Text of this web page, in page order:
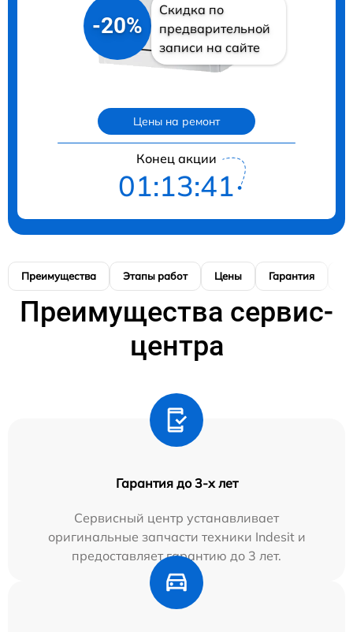
-20%
Скидка по
предварительной
записи на сайте
Цены на ремонт
Конец акции
01:13:41
Преимущества Этапы работ Цены Гарантия
Преимущества сервис-
центра
Гарантия до 3-х лет
Сервисный центр устанавливает
оригинальные запчасти техники Indesit и
предоставляет гарантию до 3 лет.